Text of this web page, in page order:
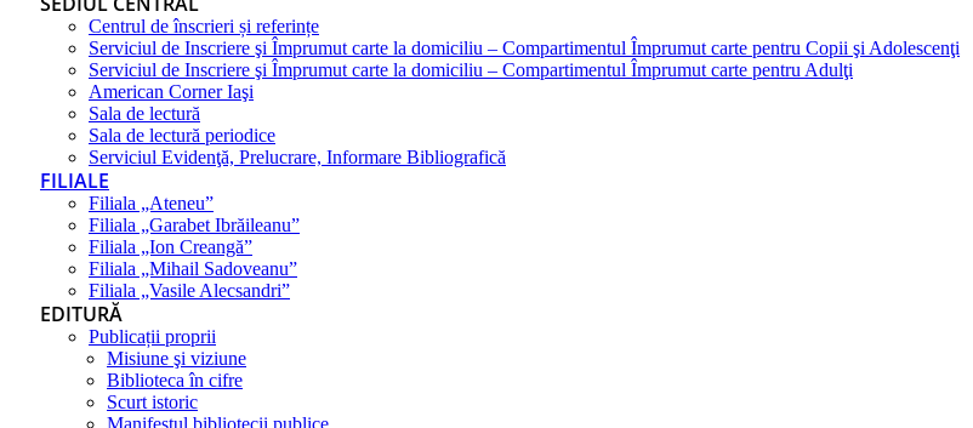
Centrul de înscrieri și referințe
Serviciul de Inscriere şi Împrumut carte la domiciliu – Compartimentul Împrumut carte pentru Copii şi Adolescenţi
Serviciul de Inscriere şi Împrumut carte la domiciliu – Compartimentul Împrumut carte pentru Adulţi
American Corner Iaşi
Sala de lectură
Sala de lectură periodice
Serviciul Evidenţă, Prelucrare, Informare Bibliografică
FILIALE
Filiala „Ateneu”
Filiala „Garabet Ibrăileanu”
Filiala „Ion Creangă”
Filiala „Mihail Sadoveanu”
Filiala „Vasile Alecsandri”
EDITURĂ
Publicații proprii
Misiune şi viziune
Biblioteca în cifre
Scurt istoric
Manifestul bibliotecii publice